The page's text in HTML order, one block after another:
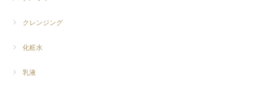
クレンジング
化粧水
乳液